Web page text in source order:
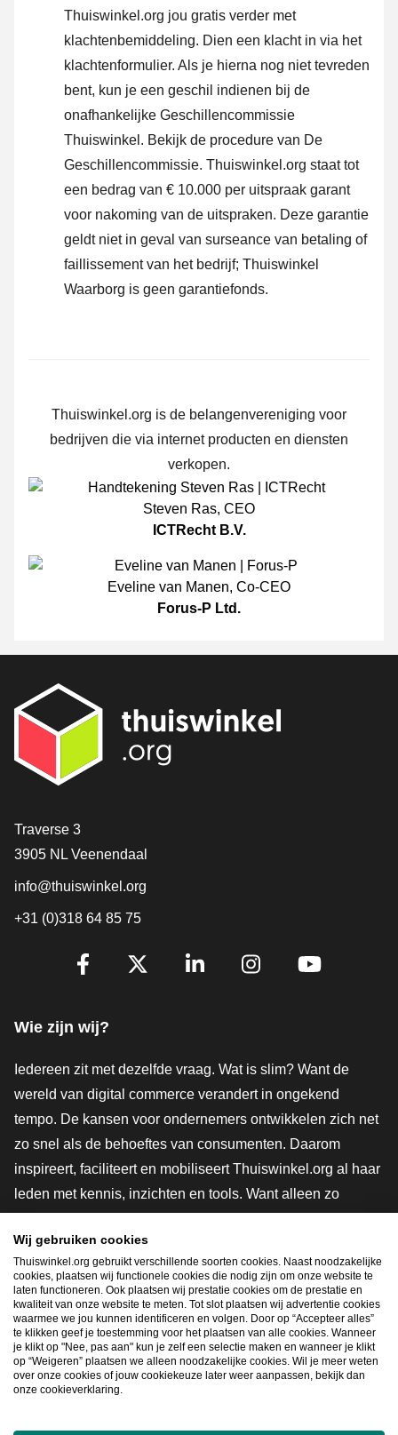
Thuiswinkel.org jou gratis verder met
klachtenbemiddeling. Dien een klacht in via het
klachtenformulier. Als je hierna nog niet tevreden
bent, kun je een geschil indienen bij de
onafhankelijke Geschillencommissie
Thuiswinkel. Bekijk de procedure van De
Geschillencommissie. Thuiswinkel.org staat tot
een bedrag van € 10.000 per uitspraak garant
voor nakoming van de uitspraken. Deze garantie
geldt niet in geval van surseance van betaling of
faillissement van het bedrijf; Thuiswinkel
Waarborg is geen garantiefonds.
Thuiswinkel.org is de belangenvereniging voor
bedrijven die via internet producten en diensten
verkopen.
Steven Ras, CEO
ICTRecht B.V.
Eveline van Manen, Co-CEO
Forus-P Ltd.
Contact
Traverse 3
3905 NL Veenendaal
info@thuiswinkel.org
+31 (0)318 64 85 75
Volg je ons al?
Wie zijn wij?
Iedereen zit met dezelfde vraag. Wat is slim? Want de
wereld van digital commerce verandert in ongekend
tempo. De kansen voor ondernemers ontwikkelen zich net
zo snel als de behoeftes van consumenten. Daarom
inspireert, faciliteert en mobiliseert Thuiswinkel.org al haar
leden met kennis, inzichten en tools. Want alleen zo
innovatievere toekomst. Dus groei ook mee en maak
shoppen slimmer.
Lid worden
Snel navigeren
Wij gebruiken cookies
Thuiswinkel.org gebruikt verschillende soorten cookies. Naast noodzakelijke
cookies, plaatsen wij functionele cookies die nodig zijn om onze website te
laten functioneren. Ook plaatsen wij prestatie cookies om de prestatie en
kwaliteit van onze website te meten. Tot slot plaatsen wij advertentie cookies
waarmee we jou kunnen identificeren en volgen. Door op “Accepteer alles”
te klikken geef je toestemming voor het plaatsen van alle cookies. Wanneer
je klikt op "Nee, pas aan" kun je zelf een selectie maken en wanneer je klikt
op “Weigeren” plaatsen we alleen noodzakelijke cookies. Wil je meer weten
over onze cookies of jouw cookiekeuze later weer aanpassen, bekijk dan
onze cookieverklaring.